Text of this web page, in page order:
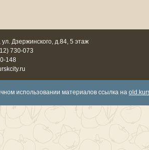
ул. Дзержинского, д.84, 5 этаж
730-073
148
использовании материалов ссылка на